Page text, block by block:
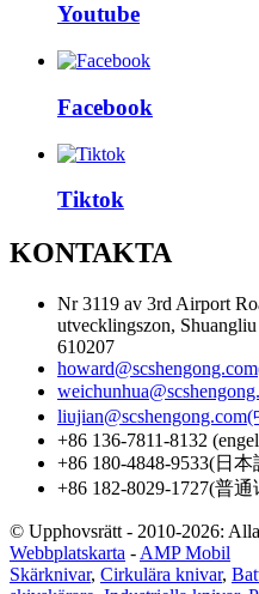
Youtube
Facebook
Tiktok
KONTAKTA
Nr 3119 av 3rd Airport
utvecklingszon,
610207
+86 136-7811-8132
+86 180-4848-9533(日
+86 182-8029-1727(普
© Upphovsrätt - 2010-2026:
Webbplatskarta - AMP Mobil
Skärknivar, Cirkulära knivar,